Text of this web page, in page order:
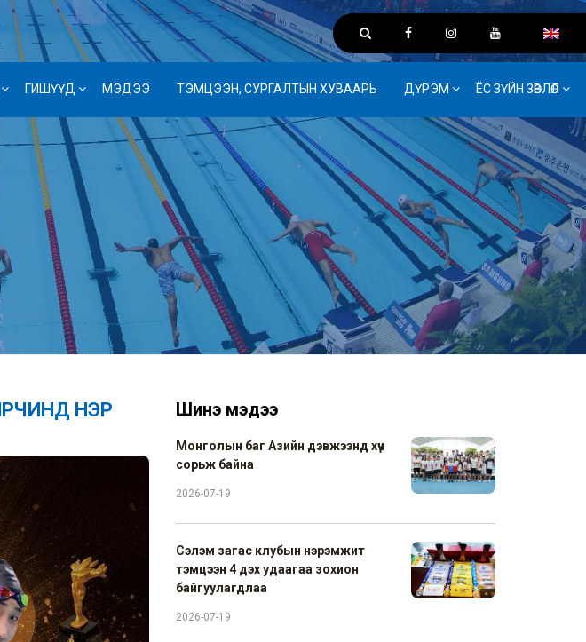
ГИШҮҮД МЭДЭЭ ТЭМЦЭЭН, СУРГАЛТЫН ХУВААРЬ ДҮРЭМ ЁС ЗҮЙН ЗӨВЛӨЛ
НЭР
Шинэ мэдээ
Монголын баг Азийн дэвжээнд хүч
сорьж байна
2026-07-19
Сэлэм загас клубын нэрэмжит
тэмцээн 4 дэх удаагаа зохион
байгуулагдлаа
2026-07-19